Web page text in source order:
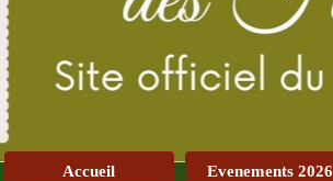
Accueil Evenements 2026